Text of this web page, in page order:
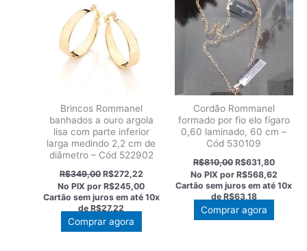
Brincos Rommanel
banhados a ouro argola
lisa com parte inferior
larga medindo 2,2 cm de
diâmetro – Cód 522902
R$349,00 O
preço
original
era:
R$349,00.
R$272,22O
preço
atual
é:
No PIX porR$245,00
Cartão sem juros em até 10x
de R$27,22
Comprar agora
Cordão Rommanel
formado por fio elo fígaro
0,60 laminado, 60 cm –
Cód 530109
R$810,00 O
preço
original
era:
R$810,00.
R$631,80O
preço
atual
é:
No PIX por R$568,62
Cartão sem juros em até10x
deR$63,18
Comprar agora